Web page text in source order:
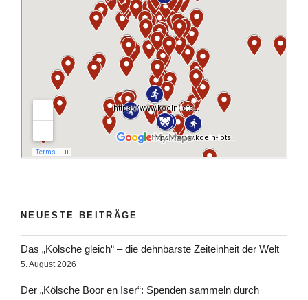
NEUESTE BEITRÄGE
Das „Kölsche gleich“ – die dehnbarste Zeiteinheit der Welt
5. August 2026
Der „Kölsche Boor en Iser“: Spenden sammeln durch